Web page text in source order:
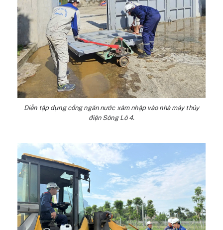
Diễn tập dựng cổng ngăn nước xâm nhập vào nhà máy thủy
điện Sông Lô 4.